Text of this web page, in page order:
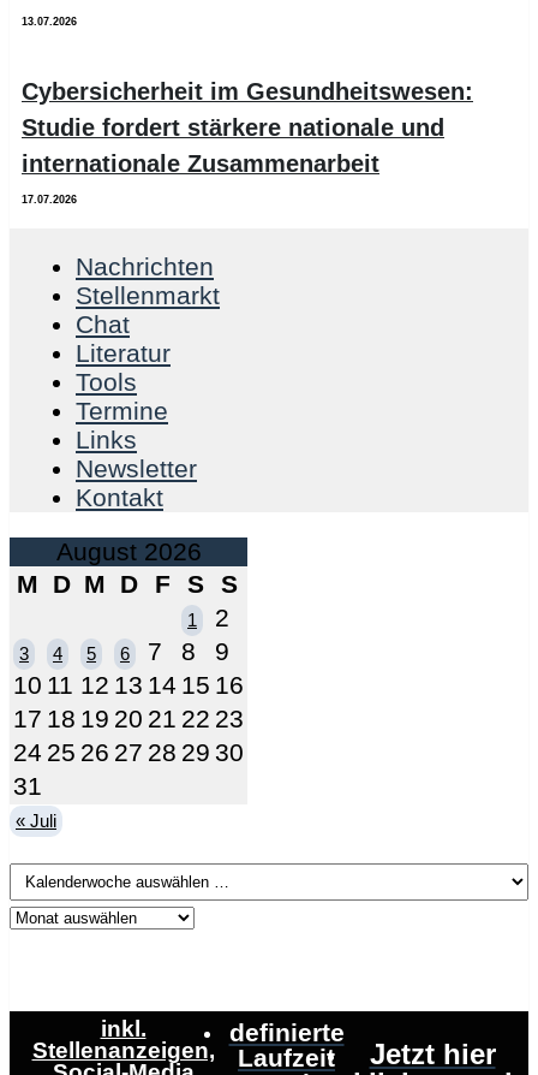
13.07.2026
Cybersicherheit im Gesundheitswesen:
Studie fordert stärkere nationale und
internationale Zusammenarbeit
17.07.2026
Nachrichten
Stellenmarkt
Chat
Literatur
Tools
Termine
Links
Newsletter
Kontakt
August 2026
M
D M D F S S
1 2
3 4 5 6 7 8
9
10 11 12 13 14 15 16
17 18 19 20 21 22 23
24 25 26 27 28 29 30
31
« Juli
inkl.
Stellenanzeigen,
definierte
Laufzeit
Jetzt hier